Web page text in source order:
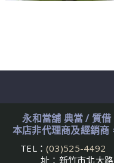
永和當舖 典當 / 質
本店非代理商及經銷商
TEL： (03)525-4492
址：新竹市北大